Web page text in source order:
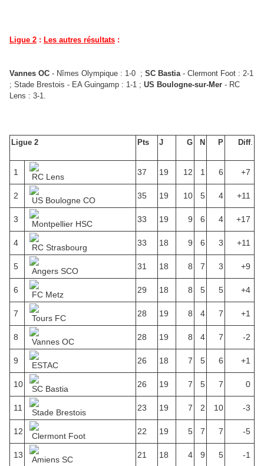
Ligue 2 : Les autres résultats :
Vannes OC - Nîmes Olympique : 1-0 ; SC Bastia - Clermont Foot : 2-1
; Stade Brestois - EA Guingamp : 1-1 ; US Boulogne-sur-Mer - RC
Lens : 3-1.
Ligue 2 Pts J G N P Diff.
1 RC Lens 37 19 12 1 6 +7
2 US Boulogne CO 35 19 10 5 4 +11
3 Montpellier HSC 33 19 9 6 4 +17
4 RC Strasbourg 33 18 9 6 3 +11
5 Angers SCO 31 18 8 7 3 +9
6 FC Metz 29 18 8 5 5 +4
7 Tours FC 28 19 8 4 7 +1
8 Vannes OC 28 19 8 4 7 -2
9 ESTAC 26 18 7 5 6 +1
10 SC Bastia 26 19 7 5 7 0
11 Stade Brestois 23 19 7 2 10 -3
12 Clermont Foot 22 19 5 7 7 -5
13 Amiens SC 21 18 4 9 5 -1